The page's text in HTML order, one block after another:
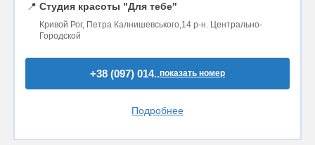
📍 Студия красоты "Для тебе"
Кривой Рог, Петра Калнишевського,14 р-н. Центрально-
Городской
+38 (097) 014..показать номер
Подробнее